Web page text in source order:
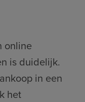
online
is duidelijk.
in een
het